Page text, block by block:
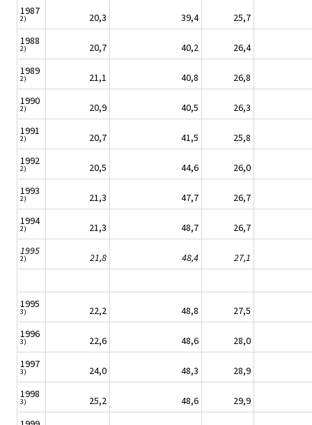
1987
2) 20,3 39,4
25,7
1988
2) 20,7 40,2
26,4
1989
2) 21,1 40,8
26,8
1990
2) 20,9 40,5
26,3
1991
2) 20,7 41,5
25,8
1992
2) 20,5 44,6
26,0
1993
2) 21,3 47,7
26,7
1994
2) 21,3 48,7
26,7
1995
2) 21,8 48,4 27,1
1995
3) 22,2 48,8
27,5
1996
3) 22,6 48,6
28,0
1997
3) 24,0 48,3
28,9
1998
3) 25,2 48,6
29,9